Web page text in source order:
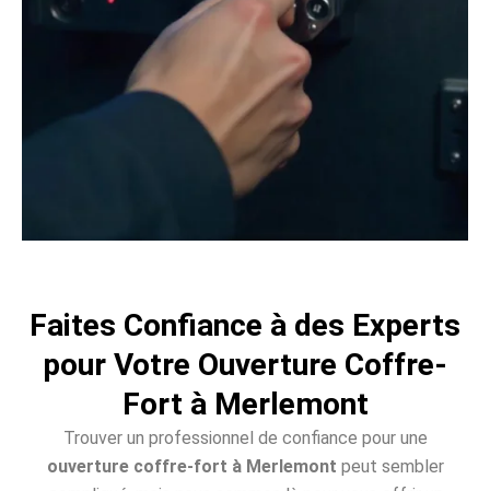
Faites Confiance à des Experts
pour Votre Ouverture Coffre-
Fort à Merlemont
Trouver un professionnel de confiance pour une
ouverture coffre-fort à Merlemont peut sembler